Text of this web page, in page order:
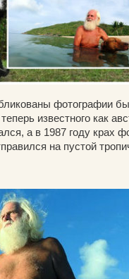
фотографии
известного как
а в 1987 году крах
на пустой